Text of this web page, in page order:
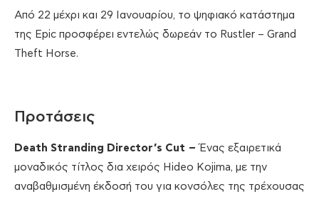
Από 22 μέχρι και 29 Ιανουαρίου, το ψηφιακό κατάστημα
της Epic προσφέρει εντελώς δωρεάν το Rustler – Grand
Theft Horse.
Προτάσεις
Death Stranding Director’s Cut – Ένας εξαιρετικά
μοναδικός τίτλος δια χειρός Hideo Kojima, με την
αναβαθμισμένη έκδοσή του για κονσόλες της τρέχουσας